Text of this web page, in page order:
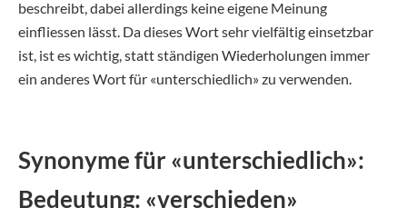
beschreibt, dabei allerdings keine eigene Meinung
einfliessen lässt. Da dieses Wort sehr vielfältig einsetzbar
ist, ist es wichtig, statt ständigen Wiederholungen immer
ein anderes Wort für «unterschiedlich» zu verwenden.
Synonyme für «unterschiedlich»:
Bedeutung: «verschieden»